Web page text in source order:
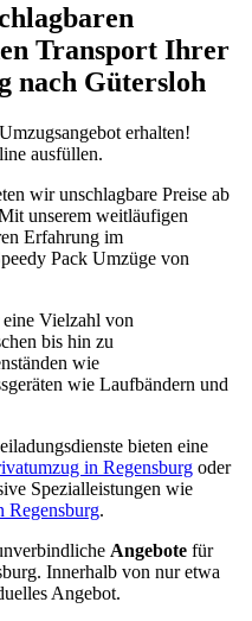
Transport Ihrer
nach Gütersloh
erhalten!
ausfüllen.
wir unschlagbare Preise ab
unserem weitläufigen
Erfahrung im
Pack Umzüge von
Vielzahl von
bis hin zu
wie
wie Laufbändern und
bieten eine
in Regensburg oder
Spezialleistungen wie
Regensburg.
Angebote für
Innerhalb von nur etwa
Angebot.